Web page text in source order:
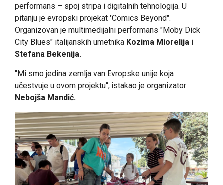
performans – spoj stripa i digitalnih tehnologija. U
pitanju je evropski projekat "Comics Beyond".
Organizovan je multimedijalni performans "Moby Dick
City Blues" italijanskih umetnika Kozima Miorelija i
Stefana Bekenija.
"Mi smo jedina zemlja van Evropske unije koja
učestvuje u ovom projektu“, istakao je organizator
Nebojša Mandić.